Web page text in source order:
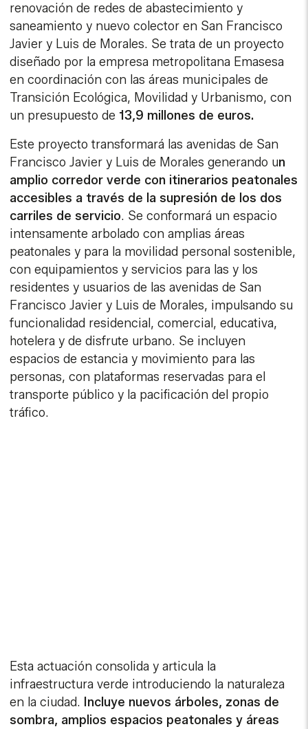
renovación de redes de abastecimiento y
saneamiento y nuevo colector en San Francisco
Javier y Luis de Morales. Se trata de un proyecto
diseñado por la empresa metropolitana Emasesa
en coordinación con las áreas municipales de
Transición Ecológica, Movilidad y Urbanismo, con
un presupuesto de 13,9 millones de euros.
Este proyecto transformará las avenidas de San
Francisco Javier y Luis de Morales generando un
amplio corredor verde con itinerarios peatonales
accesibles a través de la supresión de los dos
carriles de servicio. Se conformará un espacio
intensamente arbolado con amplias áreas
peatonales y para la movilidad personal sostenible,
con equipamientos y servicios para las y los
residentes y usuarios de las avenidas de San
Francisco Javier y Luis de Morales, impulsando su
funcionalidad residencial, comercial, educativa,
hotelera y de disfrute urbano. Se incluyen
espacios de estancia y movimiento para las
personas, con plataformas reservadas para el
transporte público y la pacificación del propio
tráfico.
Esta actuación consolida y articula la
infraestructura verde introduciendo la naturaleza
en la ciudad. Incluye nuevos árboles, zonas de
sombra, amplios espacios peatonales y áreas